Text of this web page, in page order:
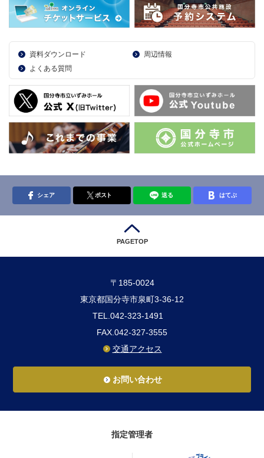
資料ダウンロード
周辺情報
よくある質問
シェア ポスト 送る はてぶ
PAGETOP
〒185-0024
東京都国分寺市泉町3-36-12
TEL.042-323-1491
FAX.042-327-3555
交通アクセス
お問い合わせ
指定管理者